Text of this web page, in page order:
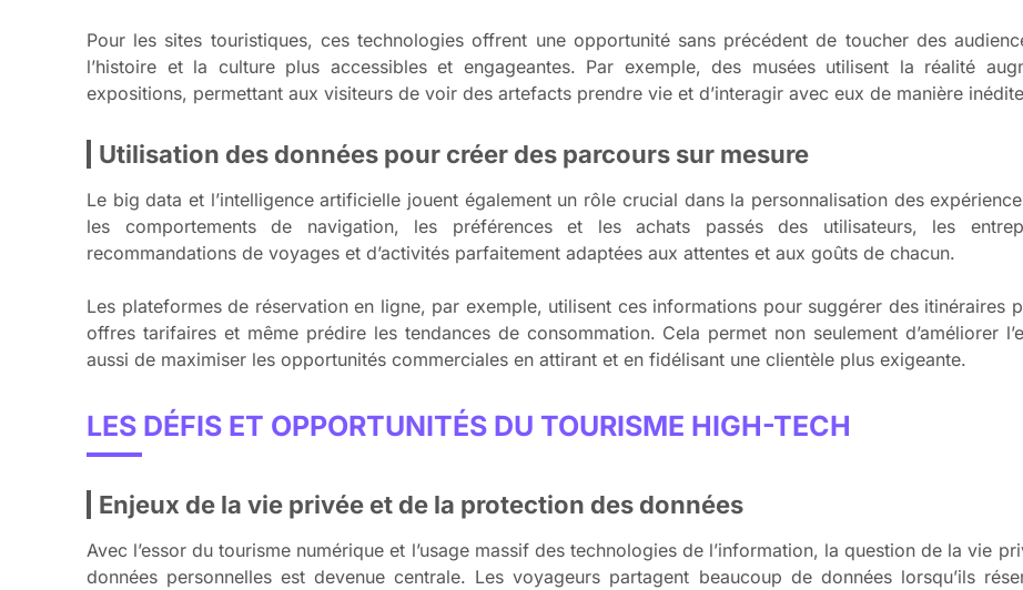
Pour les sites touristiques, ces technologies offrent une opportunité sans précédent de toucher des
l’histoire et la culture plus accessibles et engageantes. Par exemple, des musées utilisent la réalité
expositions, permettant aux visiteurs de voir des artefacts prendre vie et d’interagir avec eux de manière
Utilisation des données pour créer des parcours sur mesure
Le big data et l’intelligence artificielle jouent également un rôle crucial dans la personnalisation des
les comportements de navigation, les préférences et les achats passés des utilisateurs, les
recommandations de voyages et d’activités parfaitement adaptées aux attentes et aux goûts de chacun.
Les plateformes de réservation en ligne, par exemple, utilisent ces informations pour suggérer des itinéraires
offres tarifaires et même prédire les tendances de consommation. Cela permet non seulement d’améliorer
aussi de maximiser les opportunités commerciales en attirant et en fidélisant une clientèle plus exigeante.
LES DÉFIS ET OPPORTUNITÉS DU TOURISME HIGH-TECH
Enjeux de la vie privée et de la protection des données
Avec l’essor du tourisme numérique et l’usage massif des technologies de l’information, la question de la vie
données personnelles est devenue centrale. Les voyageurs partagent beaucoup de données lorsqu’ils